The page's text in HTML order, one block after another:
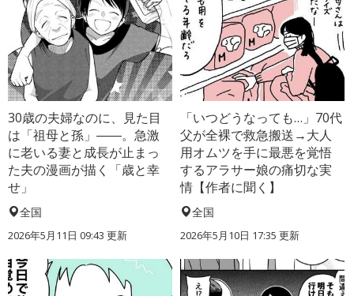
30歳の夫婦なのに、見た目
は「祖母と孫」――。急激
に老いる妻と成長が止まっ
た夫の漫画が描く「歳と幸
せ」
全国
2026年5月11日 09:43 更新
「いつどうなっても…」70代
父が全裸で救急搬送→大人
用オムツを手に最悪を覚悟
するアラサー娘の痛切な実
情【作者に聞く】
全国
2026年5月10日 17:35 更新